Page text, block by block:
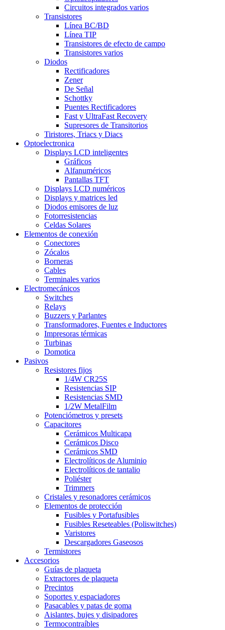
Circuitos integrados varios
Transistores
Línea BC/BD
Línea TIP
Transistores de efecto de campo
Transistores varios
Diodos
Rectificadores
Zener
De Señal
Schottky
Puentes Rectificadores
Fast y UltraFast Recovery
Supresores de Transitorios
Tiristores, Triacs y Diacs
Optoelectronica
Displays LCD inteligentes
Gráficos
Alfanuméricos
Pantallas TFT
Displays LCD numéricos
Displays y matrices led
Diodos emisores de luz
Fotorresistencias
Celdas Solares
Elementos de conexión
Conectores
Zócalos
Borneras
Cables
Terminales varios
Electromecánicos
Switches
Relays
Buzzers y Parlantes
Transformadores, Fuentes e Inductores
Impresoras térmicas
Turbinas
Domotica
Pasivos
Resistores fijos
1/4W CR25S
Resistencias SIP
Resistencias SMD
1/2W MetalFilm
Potenciómetros y presets
Capacitores
Cerámicos Multicapa
Cerámicos Disco
Cerámicos SMD
Electrolíticos de Aluminio
Electrolíticos de tantalio
Poliéster
Trimmers
Cristales y resonadores cerámicos
Elementos de protección
Fusibles y Portafusibles
Fusibles Reseteables (Poliswitches)
Varistores
Descargadores Gaseosos
Termistores
Accesorios
Guías de plaqueta
Extractores de plaqueta
Precintos
Soportes y espaciadores
Pasacables y patas de goma
Aislantes, bujes y disipadores
Termocontraíbles